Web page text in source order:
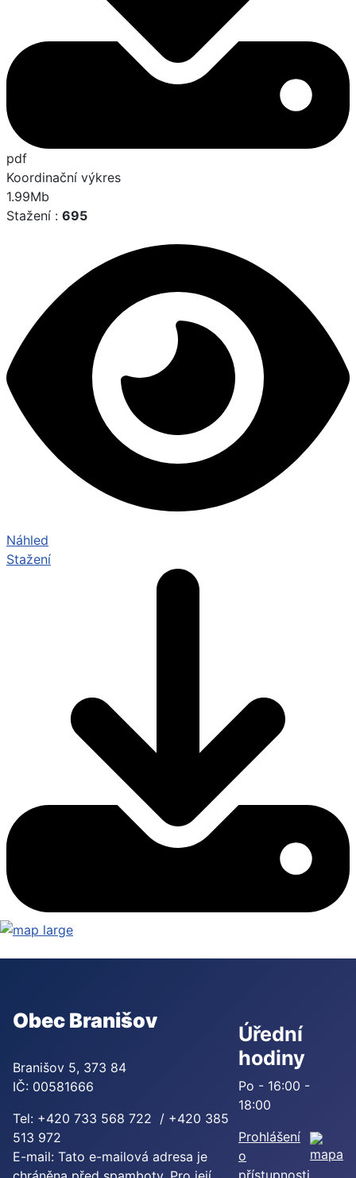
pdf
Koordinační výkres
1.99Mb
Stažení : 695
Náhled
Stažení
Obec Branišov
Branišov 5, 373 84
IČ: 00581666
Tel: +420 733 568 722 / +420 385
513 972
E-mail: Tato e-mailová adresa je
Úřední
hodiny
Po - 16:00 -
18:00
Prohlášení
o
přístupnosti